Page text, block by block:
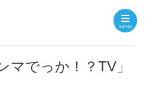
MENU
マでっか！？TV」